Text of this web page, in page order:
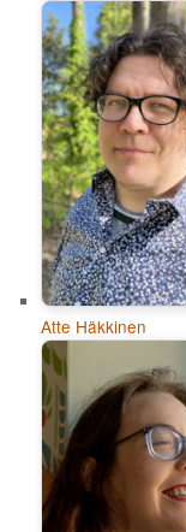
Atte Häkkinen